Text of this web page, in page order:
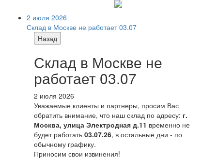
2 июля 2026
Склад в Москве не работает 03.07
Назад
Склад в Москве не
работает 03.07
2 июля 2026
Уважаемые клиенты и партнеры, просим Вас
обратить внимание, что наш склад по адресу: г.
Москва, улица Электродная д.11 временно не
будет работать 03.07.26, в остальные дни - по
обычному графику.
Приносим свои извинения!